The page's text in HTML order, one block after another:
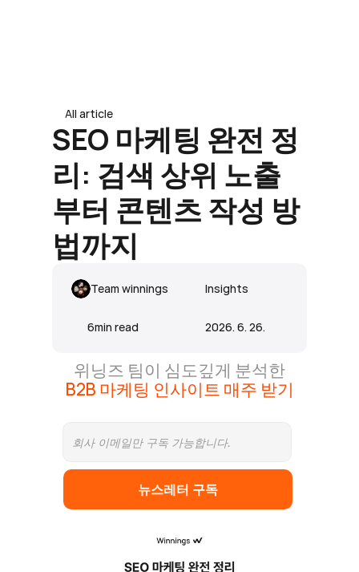
SEO 마케팅 완전 정
리: 검색 상위 노출
부터 콘텐츠 작성 방
법까지
Team winnings Insights
6min read 2026. 6. 26.
위닝즈 팀이 심도깊게 분석한
B2B 마케팅 인사이트 매주 받기
뉴스레터 구독
All article